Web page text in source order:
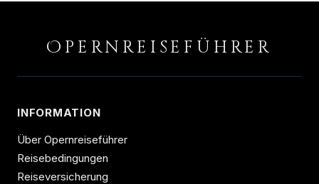
O PERNREISEFÜHRER
INFORMATION
Über Opernreiseführer
Reisebedingungen
Reiseversicherung